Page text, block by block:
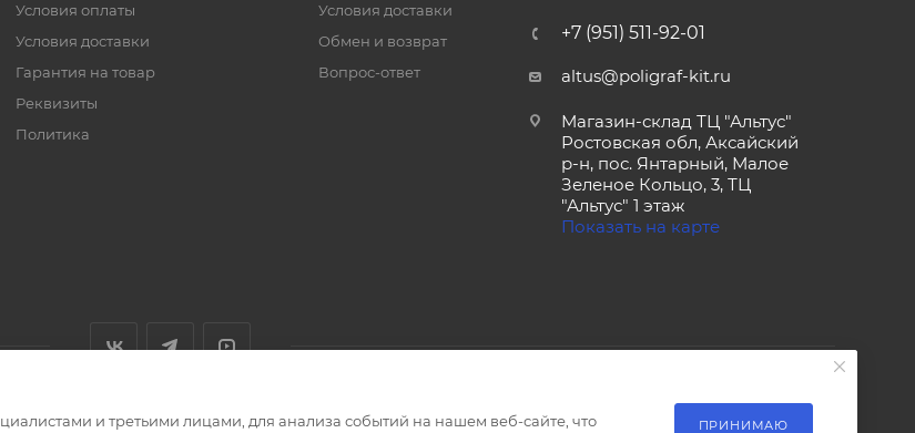
Условия оплаты
Условия доставки
Гарантия на товар
Реквизиты
Политика
Условия доставки
Обмен и возврат
Вопрос-ответ
+7 (951) 511-92-01
altus@poligraf-kit.ru
Магазин-склад ТЦ "Альтус"
Ростовская обл, Аксайский
р-н, пос. Янтарный, Малое
Зеленое Кольцо, 3, ТЦ
"Альтус" 1 этаж
Показать на карте
и третьими лицами, для анализа событий на нашем веб-сайте, что ПРИНИМАЮ